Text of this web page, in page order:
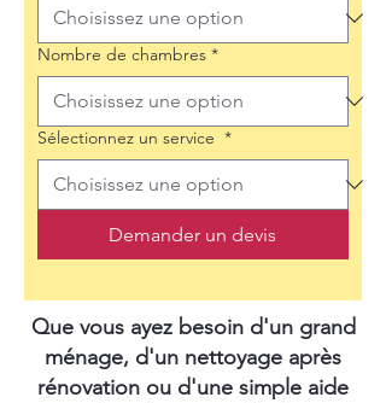
Nombre de chambres *
Sélectionnez un service *
Demander un devis
Que vous ayez besoin d'un grand
ménage, d'un nettoyage après
rénovation ou d'une simple aide